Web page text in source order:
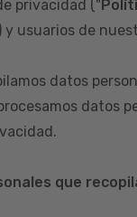
privacidad ("
y usuarios de
datos
datos
que